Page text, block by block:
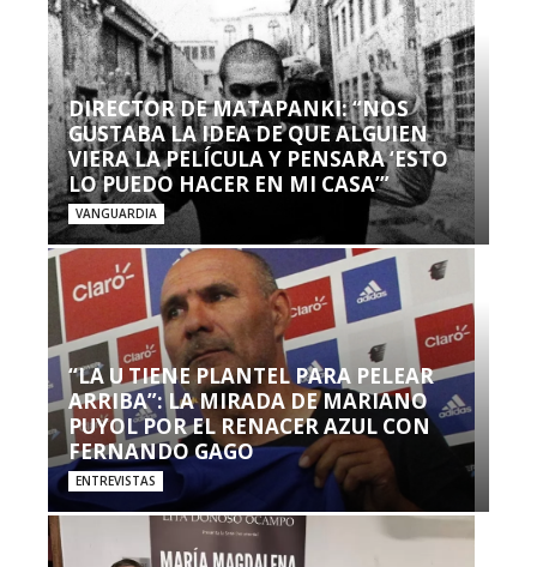
DIRECTOR DE MATAPANKI: “NOS
GUSTABA LA IDEA DE QUE ALGUIEN
VIERA LA PELÍCULA Y PENSARA ‘ESTO
LO PUEDO HACER EN MI CASA’”
VANGUARDIA
“LA U TIENE PLANTEL PARA PELEAR
ARRIBA”: LA MIRADA DE MARIANO
PUYOL POR EL RENACER AZUL CON
FERNANDO GAGO
ENTREVISTAS